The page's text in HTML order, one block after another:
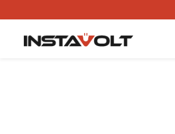
Ver outra localização